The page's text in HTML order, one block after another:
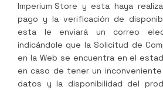
Imperium Store y esta haya
pago y la verificación de
esta le enviará un correo
indicándole que la Solicitud de
en la Web se encuentra en el
en caso de tener un
datos y la disponibilidad del